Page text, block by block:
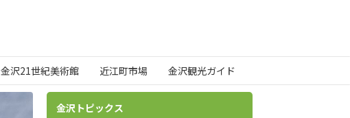
金沢21世紀美術館 近江町市場 金沢観光ガイド
金沢トピックス